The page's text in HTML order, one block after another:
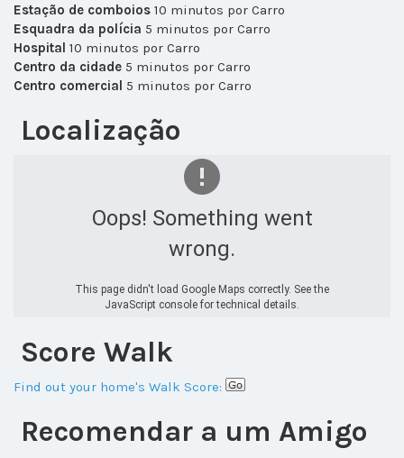
Estação de comboios 10 minutos por Carro
Esquadra da polícia 5 minutos por Carro
Hospital 10 minutos por Carro
Centro da cidade 5 minutos por Carro
Centro comercial 5 minutos por Carro
Localização
Oops! Something went
wrong.
This page didn't load Google Maps correctly. See the
JavaScript console for technical details.
Score Walk
Find out your home's Walk Score:
Recomendar a um Amigo